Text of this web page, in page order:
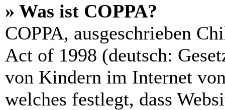
» Was ist COPPA?
COPPA, ausgeschrieben
Act of 1998 (deutsch:
von Kindern im Internet
welches festlegt, dass